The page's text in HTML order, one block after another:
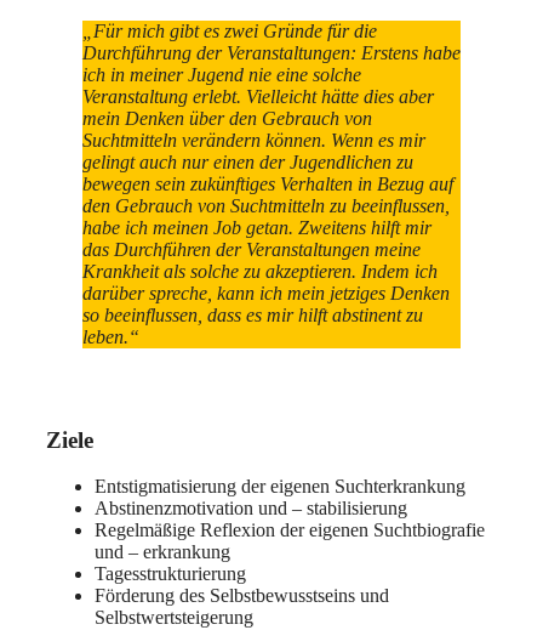
„Für mich gibt es zwei Gründe für die
Durchführung der Veranstaltungen: Erstens habe
ich in meiner Jugend nie eine solche
Veranstaltung erlebt. Vielleicht hätte dies aber
mein Denken über den Gebrauch von
Suchtmitteln verändern können. Wenn es mir
gelingt auch nur einen der Jugendlichen zu
bewegen sein zukünftiges Verhalten in Bezug auf
den Gebrauch von Suchtmitteln zu beeinflussen,
habe ich meinen Job getan. Zweitens hilft mir
das Durchführen der Veranstaltungen meine
Krankheit als solche zu akzeptieren. Indem ich
darüber spreche, kann ich mein jetziges Denken
so beeinflussen, dass es mir hilft abstinent zu
leben.“
Ziele
Entstigmatisierung der eigenen Suchterkrankung
Abstinenzmotivation und – stabilisierung
Regelmäßige Reflexion der eigenen Suchtbiografie
und – erkrankung
Tagesstrukturierung
Förderung des Selbstbewusstseins und
Selbstwertsteigerung